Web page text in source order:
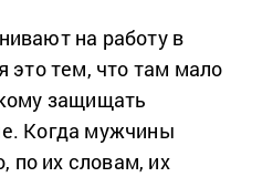
на работу в
это тем, что там мало
защищать
Когда мужчины
по их словам, их